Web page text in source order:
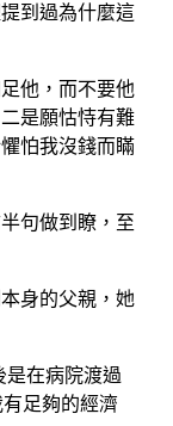
到過為什麼這
他，而不要他
是願怙恃有難
怕我沒錢而瞞
半句做到瞭，至
身的父親，她
在病院渡過
足夠的經濟